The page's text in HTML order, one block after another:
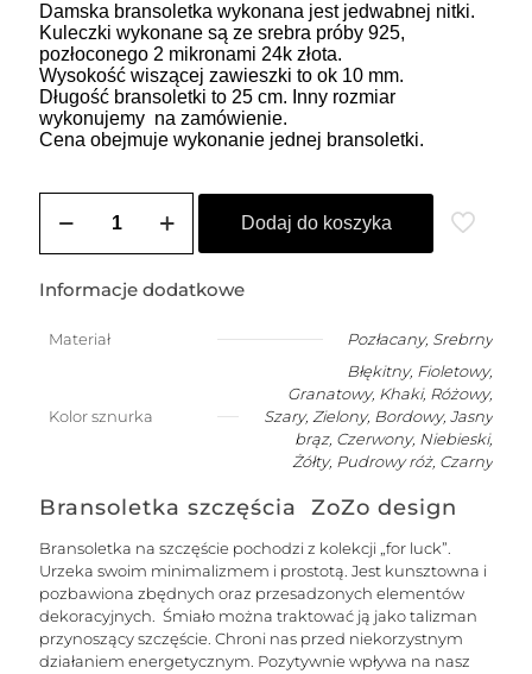
Damska bransoletka wykonana jest jedwabnej nitki.
Kuleczki wykonane są ze srebra próby 925,
pozłoconego 2 mikronami 24k złota.
Wysokość wiszącej zawieszki to ok 10 mm.
Długość bransoletki to 25 cm. Inny rozmiar
wykonujemy na zamówienie.
Cena obejmuje wykonanie jednej bransoletki.
ZOZO
bransoletka
na
szczęście
Dodaj do koszyka
Informacje dodatkowe
Materiał Pozłacany, Srebrny
Kolor sznurka
Błękitny, Fioletowy,
Granatowy, Khaki, Różowy,
Szary, Zielony, Bordowy, Jasny
brąz, Czerwony, Niebieski,
Żółty, Pudrowy róż, Czarny
Bransoletka szczęścia ZoZo design
Bransoletka na szczęście pochodzi z kolekcji „for luck”.
Urzeka swoim minimalizmem i prostotą. Jest kunsztowna i
pozbawiona zbędnych oraz przesadzonych elementów
dekoracyjnych. Śmiało można traktować ją jako talizman
przynoszący szczęście. Chroni nas przed niekorzystnym
działaniem energetycznym. Pozytywnie wpływa na nasz